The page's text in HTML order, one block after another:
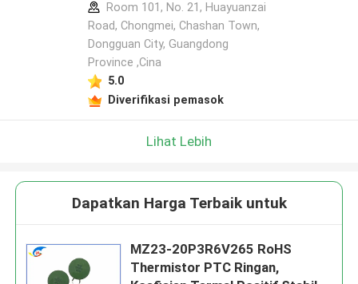
Room 101, No. 21, Huayuanzai
Road, Chongmei, Chashan Town,
Dongguan City, Guangdong
Province ,Cina
5.0
Diverifikasi pemasok
Lihat Lebih
Dapatkan Harga Terbaik untuk
MZ23-20P3R6V265 RoHS
Thermistor PTC Ringan,